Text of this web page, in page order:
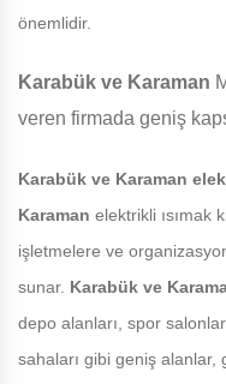
önemlidir.
Karabük ve Karaman
veren firmada geniş
Karabük ve Karaman
Karaman elektrikli ısımak
işletmelere ve
sunar. Karabük ve
depo alanları, spor
sahaları gibi geniş alanlar,